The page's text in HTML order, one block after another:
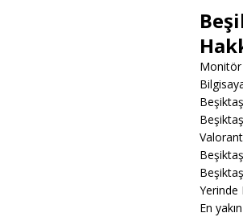
Monitör
Yerinde
En